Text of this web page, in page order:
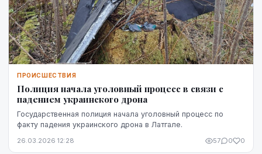
ПРОИСШЕСТВИЯ
Полиция начала уголовный процесс в связи с
падением украинского дрона
Государственная полиция начала уголовный процесс по
факту падения украинского дрона в Латгале.
26.03.2026 12:28 57 0 0